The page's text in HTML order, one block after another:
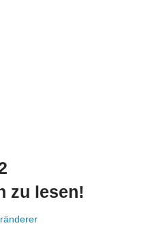
zu lesen!